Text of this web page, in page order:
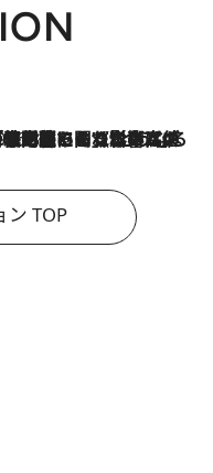
「サーチャージ料の高値が続いている」ホルムズ海峡封鎖による影響はいつまで続く？《エネルギー専門家に聞く“どうなる日本の暮らし”》
ン TOP